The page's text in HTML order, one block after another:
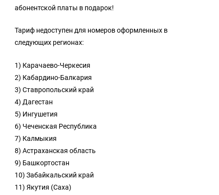
абонентской платы в подарок!
Тариф недоступен для номеров оформленных в
следующих регионах:
1) Карачаево-Черкесия
2) Кабардино-Балкария
3) Ставропольский край
4) Дагестан
5) Ингушетия
6) Чеченская Республика
7) Калмыкия
8) Астраханская область
9) Башкортостан
10) Забайкальский край
11) Якутия (Саха)